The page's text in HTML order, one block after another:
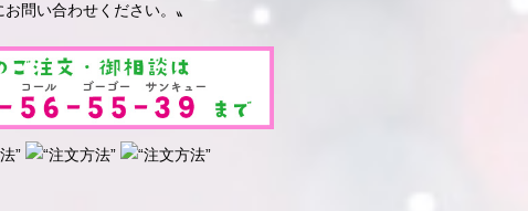
問い合わせください。〟